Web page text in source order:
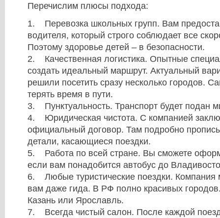
Перечислим плюсы подхода:
1. Перевозка школьных групп. Вам
водителя, который строго соблюдает все
Поэтому здоровье детей – в безопасности.
2. Качественная логистика. Опытные
создать идеальный маршрут. Актуальный
решили посетить сразу несколько городов.
терять время в пути.
3. Пунктуальность. Транспорт будет подан
4. Юридическая чистота. С компанией
официальный договор. Там подробно
детали, касающиеся поездки.
5. Работа по всей стране. Вы сможете
если вам понадобится автобус до
6. Любые туристические поездки. Компания
вам даже гида. В РФ полно красивых
Казань или Ярославль.
7. Всегда чистый салон. После каждой